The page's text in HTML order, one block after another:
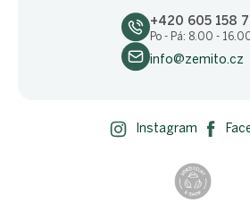
+420 605 158
Po - Pá: 8.00 -
info@zemito.cz
Instagram